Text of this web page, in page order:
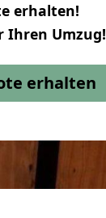
erhalten!
Ihren Umzug!
erhalten